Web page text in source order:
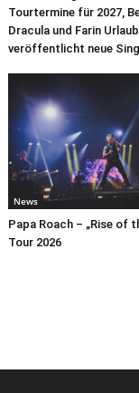
Tourtermine für 2027,
Dracula und Farin Urlaub
veröffentlicht neue
News
Papa Roach – „Rise of
Tour 2026